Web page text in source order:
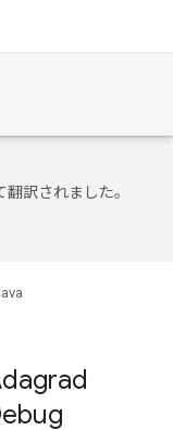
翻訳されました。